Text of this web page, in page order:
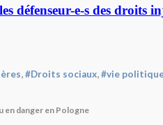
défenseur-e-s des droits
,#Droits sociaux,#vie
en danger en Pologne